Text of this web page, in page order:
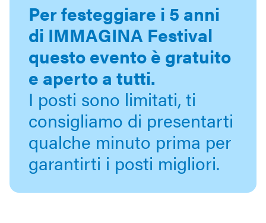
Per festeggiare i 5 anni
di IMMAGINA Festival
questo evento è gratuito
e aperto a tutti.
I posti sono limitati, ti
consigliamo di presentarti
qualche minuto prima per
garantirti i posti migliori.